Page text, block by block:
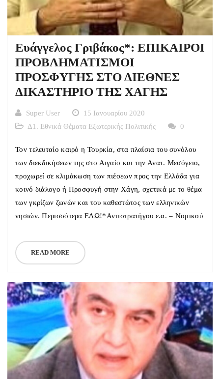
Ευάγγελος Γριβάκος*: ΕΠΙΚΑΙΡΟΙ
ΠΡΟΒΛΗΜΑΤΙΣΜΟΙ
ΠΡΟΣΦΥΓΗΣ ΣΤΟ ΔΙΕΘΝΕΣ
ΔΙΚΑΣΤΗΡΙΟ ΤΗΣ ΧΑΓΗΣ
Super User
15 Ιανουαρίου 2020
Δ1. Εθνικά Θέματα Εξωτερικής Πολιτικής
0
Τον τελευταίο καιρό η Τουρκία, στα πλαίσια του συνόλου
των διεκδικήσεων της στο Αιγαίο και την Ανατ. Μεσόγειο,
προχωρεί σε κλιμάκωση των πιέσεων προς την Ελλάδα για
κοινό διάλογο ή Προσφυγή στην Χάγη, σχετικά με το θέμα
των γκρίζων ζωνών και του καθεστώτος των ελληνικών
νησιών. Περισσότερα ΕΔΩ!*Αντιστρατήγου ε.α. – Νομικού
READ MORE